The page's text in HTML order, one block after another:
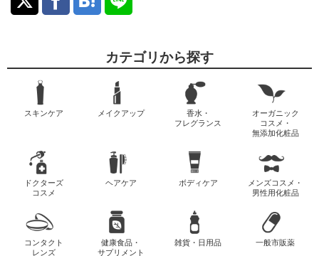
カテゴリから探す
スキンケア メイクアップ
香水・
フレグランス
オーガニック
コスメ・
無添加化粧品
ドクターズ
コスメ
ヘアケア ボディケア
メンズコスメ・
男性用化粧品
コンタクト
レンズ
健康食品・
サプリメント
雑貨・日用品 一般市販薬